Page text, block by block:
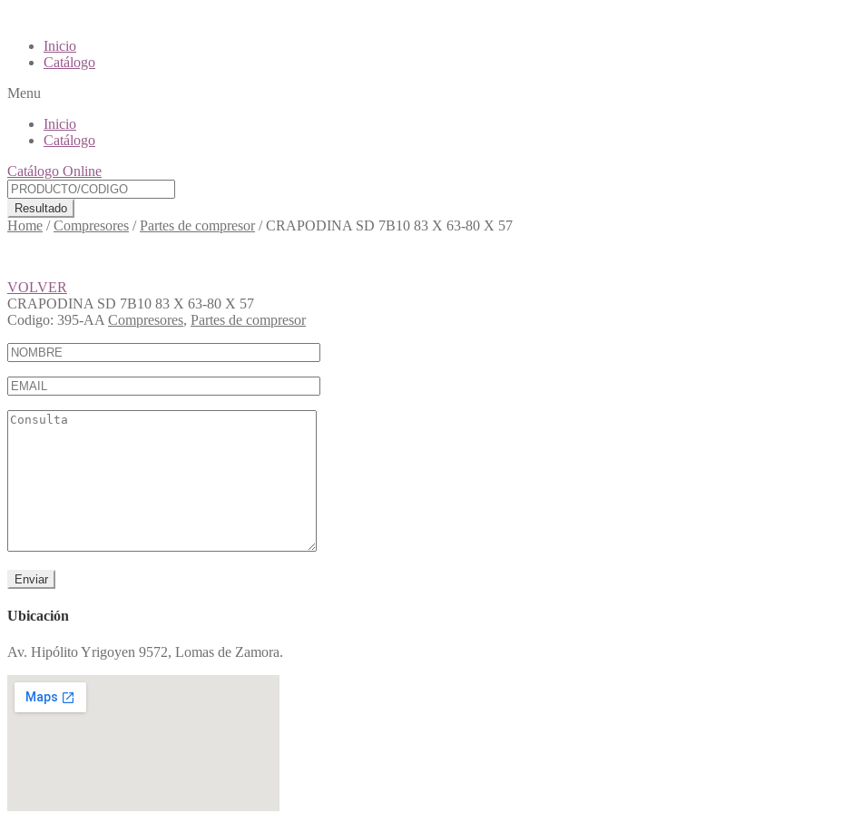
Inicio
Catálogo
Menu
Inicio
Catálogo
Catálogo Online
Resultado
Home /Compresores /Partes de compresor/CRAPODINA SD 7B10 83 X 63-80 X 57
VOLVER
CRAPODINA SD 7B10 83 X 63-80 X 57
Codigo: 395-AA Compresores, Partes de compresor
Ubicación
Av. Hipólito Yrigoyen 9572, Lomas de Zamora.